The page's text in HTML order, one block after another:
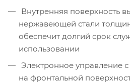
Внутренняя поверхность
нержавеющей стали
обеспечит долгий срок
использовании
Электронное управление
на фронтальной